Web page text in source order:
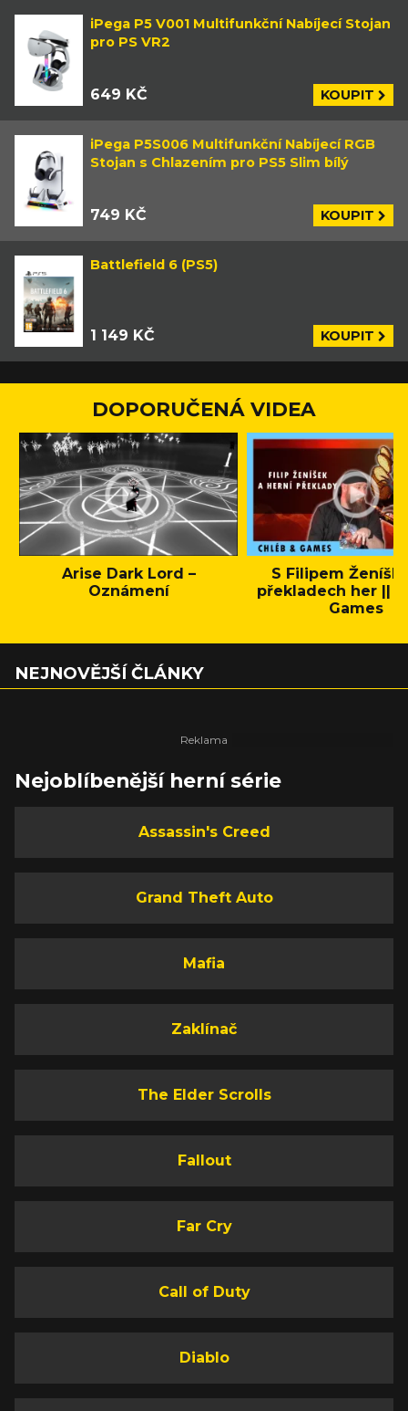
iPega P5 V001 Multifunkční Nabíjecí Stojan
pro PS VR2
649 KČ KOUPIT
iPega P5S006 Multifunkční Nabíjecí RGB
Stojan s Chlazením pro PS5 Slim bílý
749 KČ KOUPIT
Battlefield 6 (PS5)
1 149 KČ KOUPIT
DOPORUČENÁ VIDEA
Arise Dark Lord –
Oznámení
S Filipem
překladech her ||
Games
NEJNOVĚJŠÍ ČLÁNKY
Nejoblíbenější herní série
Assassin's Creed
Grand Theft Auto
Mafia
Zaklínač
The Elder Scrolls
Fallout
Far Cry
Call of Duty
Diablo